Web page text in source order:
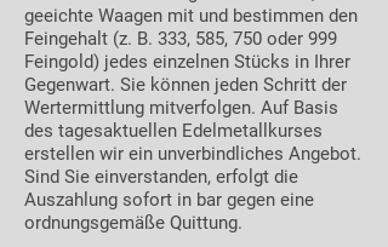
geeichte Waagen mit und bestimmen den
Feingehalt (z. B. 333, 585, 750 oder 999
Feingold) jedes einzelnen Stücks in Ihrer
Gegenwart. Sie können jeden Schritt der
Wertermittlung mitverfolgen. Auf Basis
des tagesaktuellen Edelmetallkurses
erstellen wir ein unverbindliches Angebot.
Sind Sie einverstanden, erfolgt die
Auszahlung sofort in bar gegen eine
ordnungsgemäße Quittung.